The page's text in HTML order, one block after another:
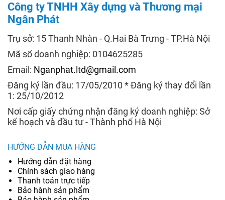
Công ty TNHH Xây dựng và Thương mại
Ngân Phát
Trụ sở: 15 Thanh Nhàn - Q.Hai Bà Trưng - TP.Hà Nội
Mã số doanh nghiệp: 0104625285
Email: Nganphat.ltd@gmail.com
Đăng ký lần đầu: 17/05/2010 * Đăng ký thay đổi lần
1: 25/10/2012
Nơi cấp giấy chứng nhận đăng ký doanh nghiệp: Sở
kế hoạch và đầu tư - Thành phố Hà Nội
HƯỚNG DẪN MUA HÀNG
Hướng dẫn đặt hàng
Chính sách giao hàng
Thanh toán trực tiếp
Bảo hành sản phẩm